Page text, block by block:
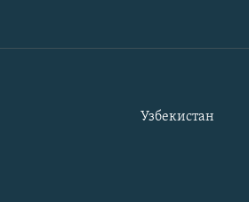
Узбекистан